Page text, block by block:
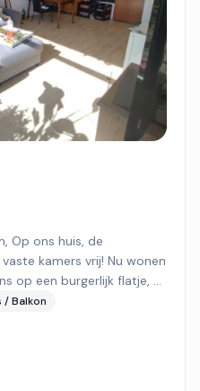
Op ons huis, de
kamers vrij! Nu wonen
op een burgerlijk flatje, ...
/ Balkon